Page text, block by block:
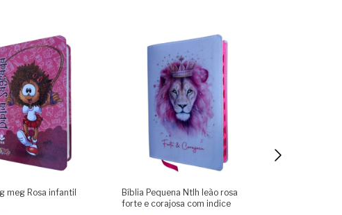
meg Rosa infantil
Bíblia Pequena Ntlh leão rosa
forte e corajosa com indice